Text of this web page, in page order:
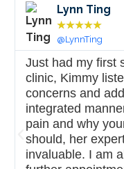
Kiran Arora
★★★★★
@KiranArora
I highly
to Kimmy are
would benefit
complaint or are
whatever your
of expertise and
this, together